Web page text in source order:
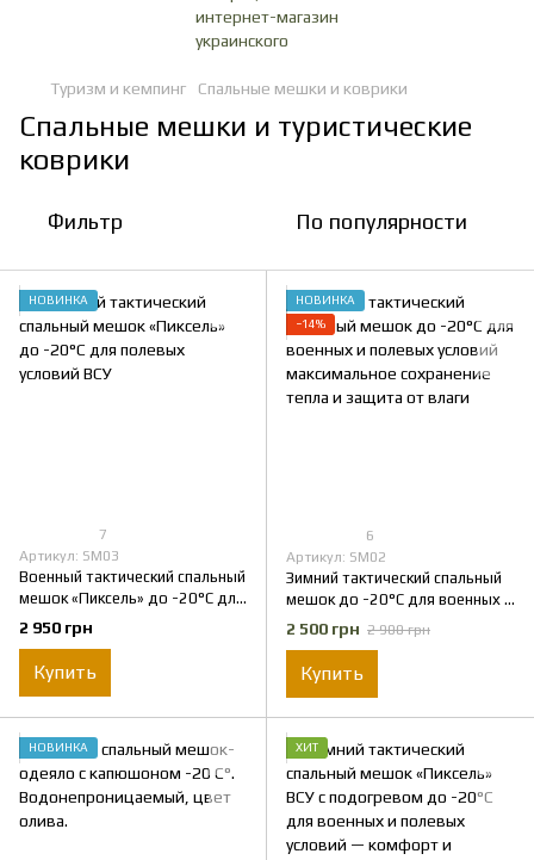
Туризм и кемпинг Спальные мешки и коврики
Спальные мешки и туристические
коврики
Фильтр По популярности
НОВИНКА
7
Артикул: SM03
Военный тактический спальный
мешок «Пиксель» до -20°C для
полевых условий ВСУ
2 950 грн
Купить
НОВИНКА
−14%
6
Артикул: SM02
Зимний тактический спальный
мешок до -20°C для военных и
полевых условий
максимальное сохранение
тепла и защита от влаги
2 500 грн 2 900 грн
Купить
НОВИНКА ХИТ